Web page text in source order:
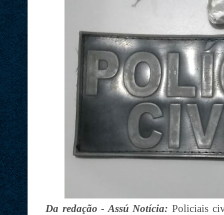
Da redação - Assú Notícia: Policiais